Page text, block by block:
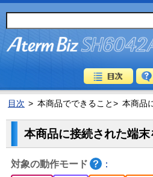
目次 > 本商品でできること> 本商品
本商品に接続された端末
対象の動作モード ：